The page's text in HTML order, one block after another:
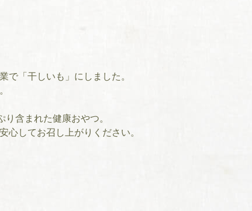
で「干しいも」にしました。
含まれた健康おやつ。
心してお召し上がりください。